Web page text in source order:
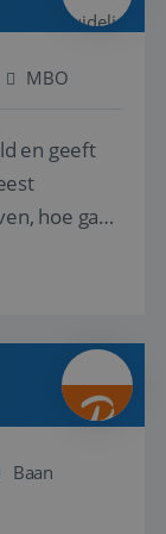
MBO
en geeft
hoe gaaf
als op
Baan
5 maanden 4
weken